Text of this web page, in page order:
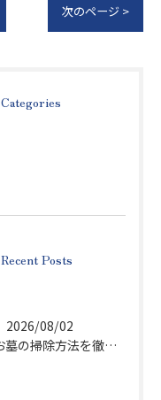
次のページ >
Categories
Recent Posts
2026/08/02
お墓の掃除方法を徹底解説墓石を傷めず清潔に保つ実践ポイント